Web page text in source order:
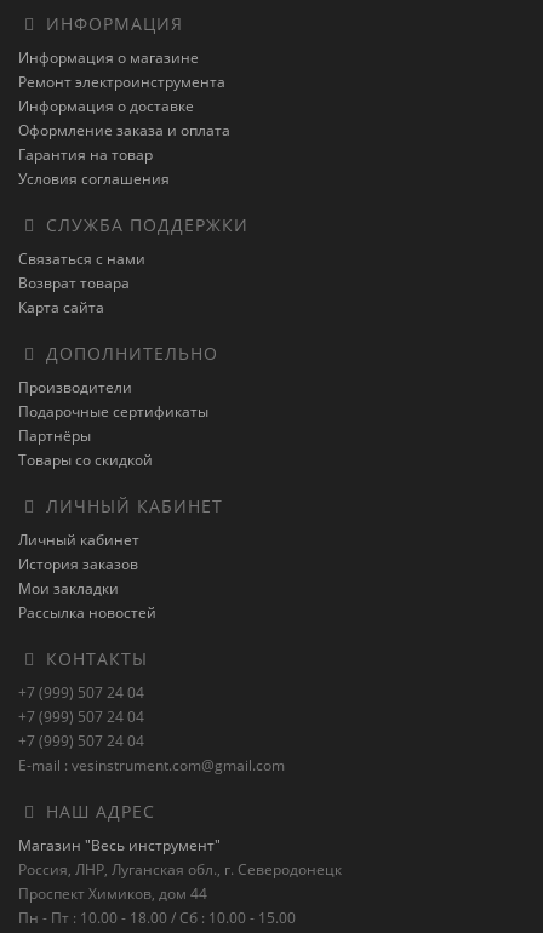
ИНФОРМАЦИЯ
Информация о магазине
Ремонт электроинструмента
Информация о доставке
Оформление заказа и оплата
Гарантия на товар
Условия соглашения
СЛУЖБА ПОДДЕРЖКИ
Связаться с нами
Возврат товара
Карта сайта
ДОПОЛНИТЕЛЬНО
Производители
Подарочные сертификаты
Партнёры
Товары со скидкой
ЛИЧНЫЙ КАБИНЕТ
Личный кабинет
История заказов
Мои закладки
Рассылка новостей
КОНТАКТЫ
+7 (999) 507 24 04
+7 (999) 507 24 04
+7 (999) 507 24 04
E-mail : vesinstrument.com@gmail.com
НАШ АДРЕС
Магазин "Весь инструмент"
Россия, ЛНР, Луганская обл., г. Северодонецк
Проспект Химиков, дом 44
Пн - Пт : 10.00 - 18.00 / Сб : 10.00 - 15.00